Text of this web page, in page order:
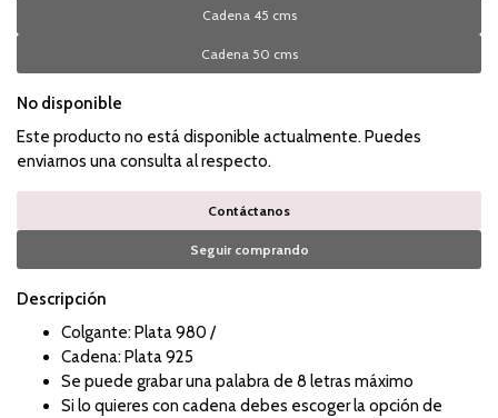
Cadena 45 cms
Cadena 50 cms
No disponible
Este producto no está disponible actualmente. Puedes
enviarnos una consulta al respecto.
Contáctanos
Seguir comprando
Descripción
Colgante: Plata 980 /
Cadena: Plata 925
Se puede grabar una palabra de 8 letras máximo
Si lo quieres con cadena debes escoger la opción de